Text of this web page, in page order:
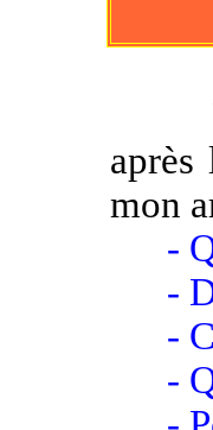
après
mon
-
- De
-
-